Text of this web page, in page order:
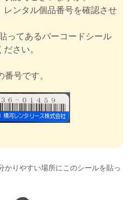
レンタル個品番号を確認させ
ってあるバーコードシール
さい。
号です。
かりやすい場所にこのシールを貼っ